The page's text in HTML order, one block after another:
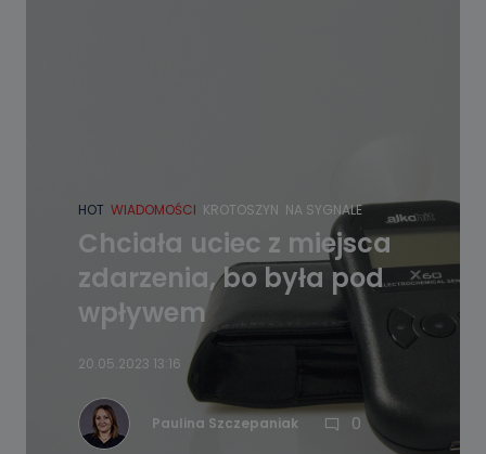
HOT WIADOMOŚCI KROTOSZYN NA SYGNALE
Chciała uciec z miejsca
zdarzenia, bo była pod
wpływem
20.05.2023 13:16
Paulina Szczepaniak 0